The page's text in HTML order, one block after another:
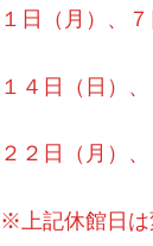
１日（月）、
１４日（日）
２２日（月）
※上記休館日は